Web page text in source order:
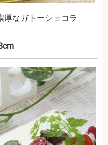
厚なガトーショコラ